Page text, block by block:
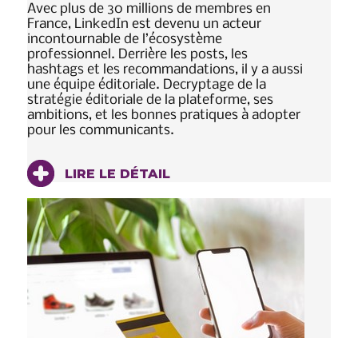
Avec plus de 30 millions de membres en
France, LinkedIn est devenu un acteur
incontournable de l’écosystème
professionnel. Derrière les posts, les
hashtags et les recommandations, il y a aussi
une équipe éditoriale. Decryptage de la
stratégie éditoriale de la plateforme, ses
ambitions, et les bonnes pratiques à adopter
pour les communicants.
LIRE LE DÉTAIL